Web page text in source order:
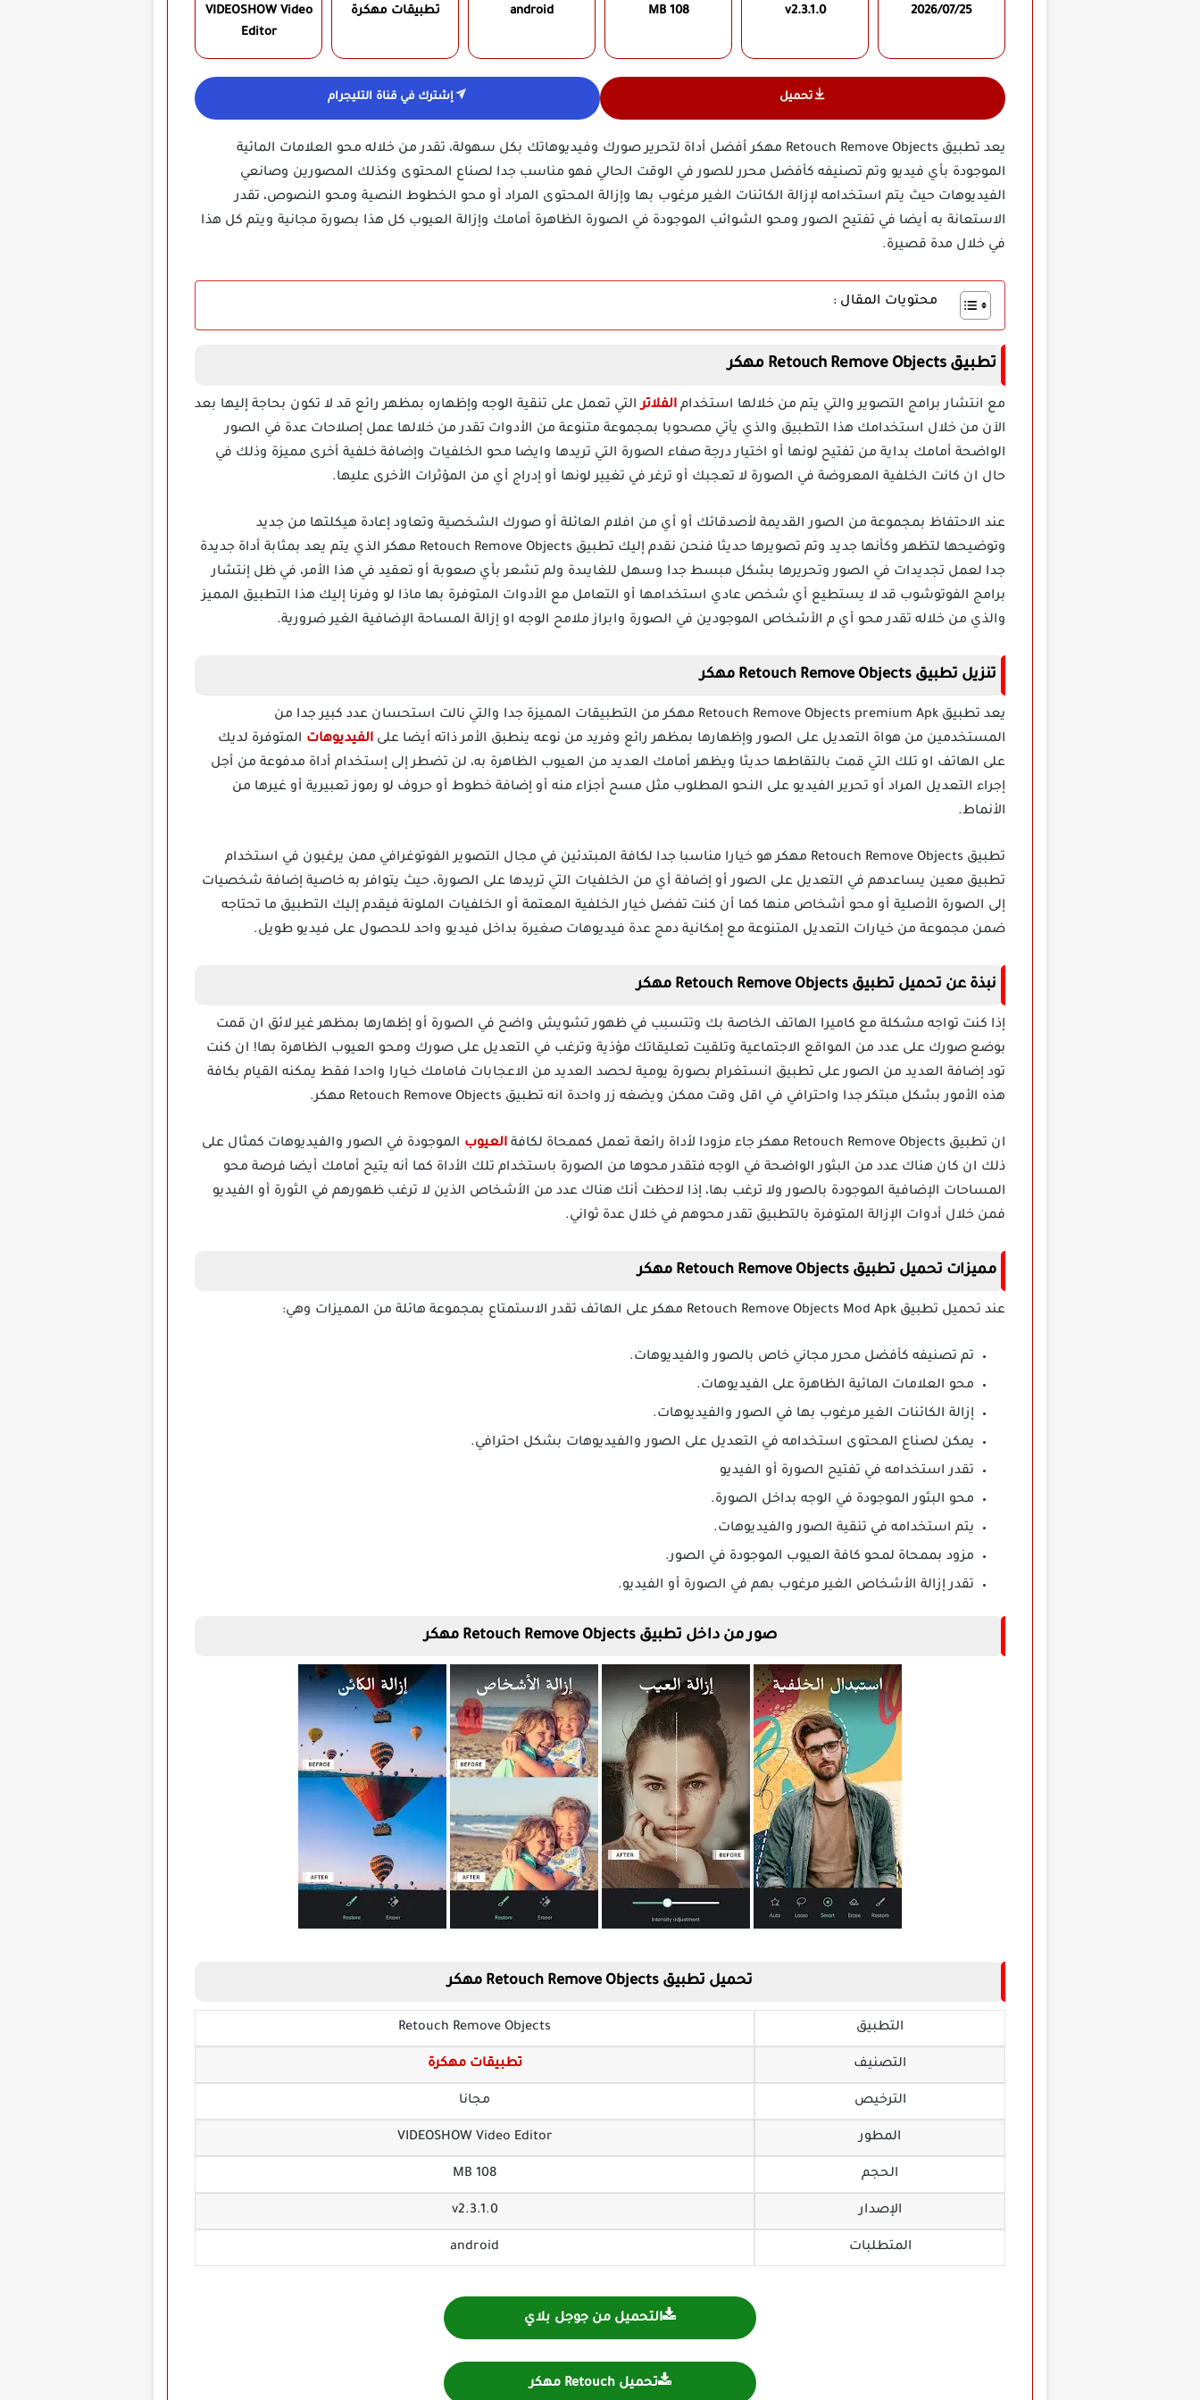
2026/07/25
v2.3.1.0
108 MB
android تطبيقات مهكرة
VIDEOSHOW Video
Editor‏
تحميل إشترك في قناة التليجرام
يعد تطبيق Retouch Remove Objects مهكر أفضل أداة لتحرير صورك وفيديوهاتك بكل سهولة، تقدر من خلاله محو العلامات المائية
الموجودة بأي فيديو وتم تصنيفه كأفضل محرر للصور في الوقت الحالي فهو مناسب جدا لصناع المحتوى وكذلك المصورين وصانعي
الفيديوهات حيث يتم استخدامه لإزالة الكائنات الغير مرغوب بها وإزالة المحتوى المراد أو محو الخطوط النصية ومحو النصوص، تقدر
الاستعانة به أيضا في تفتيح الصور ومحو الشوائب الموجودة في الصورة الظاهرة أمامك وإزالة العيوب كل هذا بصورة مجانية ويتم كل هذا
في خلال مدة قصيرة.
محتويات المقال :
تطبيق Retouch Remove Objects مهكر
مع انتشار برامج التصوير والتي يتم من خلالها استخدام الفلاترالتي تعمل على تنقية الوجه وإظهاره بمظهر رائع قد لا تكون بحاجة إليها بعد
الآن من خلال استخدامك هذا التطبيق والذي يأتي مصحوبا بمجموعة متنوعة من الأدوات تقدر من خلالها عمل إصلاحات عدة في الصور
الواضحة أمامك بداية من تفتيح لونها أو اختيار درجة صفاء الصورة التي تريدها وايضا محو الخلفيات وإضافة خلفية أخرى مميزة وذلك في
حال ان كانت الخلفية المعروضة في الصورة لا تعجبك أو ترغر في تغيير لونها أو إدراج أي من المؤثرات الأخرى عليها.
عند الاحتفاظ بمجموعة من الصور القديمة لأصدقائك أو أي من افلام العائلة أو صورك الشخصية وتعاود إعادة هيكلتها من جديد
وتوضيحها لتظهر وكأنها جديد وتم تصويرها حديثا فنحن نقدم إليك تطبيق Retouch Remove Objects مهكر الذي يتم يعد بمثابة أداة جديدة
جدا لعمل تجديدات في الصور وتحريرها بشكل مبسط جدا وسهل للغايىدة ولم تشعر بأي صعوبة أو تعقيد في هذا الأمر، في ظل إنتشار
برامج الفوتوشوب قد لا يستطيع أي شخص عادي استخدامها أو التعامل مع الأدوات المتوفرة بها ماذا لو وفرنا إليك هذا التطبيق المميز
والذي من خلاله تقدر محو أي م الأشخاص الموجودين في الصورة وابراز ملامح الوجه او إزالة المساحة الإضافية الغير ضرورية.
تنزيل تطبيق Retouch Remove Objects مهكر
يعد تطبيق Retouch Remove Objects premium Apk مهكر من التطبيقات المميزة جدا والتي نالت استحسان عدد كبير جدا من
المستخدمين من هواة التعديل على الصور وإظهارها بمظهر رائع وفريد من نوعه ينطبق الأمر ذاته أيضا على الفيديوهات المتوفرة لديك
على الهاتف او تلك التي قمت بالتقاطها حديثا ويظهر أمامك العديد من العيوب الظاهرة به، لن تضطر إلى إستخدام أداة مدفوعة من أجل
إجراء التعديل المراد أو تحرير الفيديو على النحو المطلوب مثل مسح أجزاء منه أو إضافة خطوط أو حروف لو رموز تعبيرية أو غيرها من
الأنماط.
تطبيق Retouch Remove Objects مهكر هو خيارا مناسبا جدا لكافة المبتدئين في مجال التصوير الفوتوغرافي ممن يرغبون في استخدام
تطبيق معين يساعدهم في التعديل على الصور أو إضافة أي من الخلفيات التي تريدها على الصورة، حيث يتوافر به خاصية إضافة شخصيات
إلى الصورة الأصلية أو محو أشخاص منها كما أن كنت تفضل خيار الخلفية المعتمة أو الخلفيات الملونة فيقدم إليك التطبيق ما تحتاجه
ضمن مجموعة من خيارات التعديل المتنوعة مع إمكانية دمج عدة فيديوهات صغيرة بداخل فيديو واحد للحصول على فيديو طويل.
نبذة عن تحميل تطبيق Retouch Remove Objects مهكر
إذا كنت تواجه مشكلة مع كاميرا الهاتف الخاصة بك وتتسبب في ظهور تشويش واضح في الصورة أو إظهارها بمظهر غير لائق ان قمت
بوضع صورك على عدد من المواقع الاجتماعية وتلقيت تعليقاتك مؤذية وترغب في التعديل على صورك ومحو العيوب الظاهرة بها! ان كنت
تود إضافة العديد من الصور على تطبيق انستغرام بصورة يومية لحصد العديد من الاعجابات فامامك خيارا واحدا فقط يمكنه القيام بكافة
هذه الأمور بشكل مبتكر جدا واحترافي في اقل وقت ممكن ويضغه زر واحدة انه تطبيق Retouch Remove Objects مهكر.
ان تطبيق Retouch Remove Objects مهكر جاء مزودا لأداة رائعة تعمل كممحاة لكافة العيوب الموجودة في الصور والفيديوهات كمثال على
ذلك ان كان هناك عدد من البثور الواضحة في الوجه فتقدر محوها من الصورة باستخدام تلك الأداة كما أنه يتيح أمامك أيضا فرصة محو
المساحات الإضافية الموجودة بالصور ولا ترغب بها، إذا لاحظت أنك هناك عدد من الأشخاص الذين لا ترغب ظهورهم في الثورة أو الفيديو
فمن خلال أدوات الإزالة المتوفرة بالتطبيق تقدر محوهم في خلال عدة ثواني.
مميزات تحميل تطبيق Retouch Remove Objects مهكر
عند تحميل تطبيق Retouch Remove Objects Mod Apk مهكر على الهاتف تقدر الاستمتاع بمجموعة هائلة من المميزات وهي:
تم تصنيفه كأفضل محرر مجاني خاص بالصور والفيديوهات.
محو العلامات المائية الظاهرة على الفيديوهات.
إزالة الكائنات الغير مرغوب بها في الصور والفيديوهات.
يمكن لصناع المحتوى استخدامه في التعديل على الصور والفيديوهات بشكل احترافي.
تقدر استخدامه في تفتيح الصورة أو الفيديو
محو البثور الموجودة في الوجه بداخل الصورة.
يتم استخدامه في تنقية الصور والفيديوهات.
مزود بممحاة لمحو كافة العيوب الموجودة في الصور.
تقدر إزالة الأشخاص الغير مرغوب بهم في الصورة أو الفيديو.
صور من داخل تطبيق Retouch Remove Objects مهكر
تحميل تطبيق Retouch Remove Objects مهكر
التطبيق Retouch Remove Objects
التصنيف تطبيقات مهكرة
الترخيص مجانا
المطور VIDEOSHOW Video Editor‏
الحجم 108 MB
الإصدار v2.3.1.0
المتطلبات android
التحميل من جوجل بلاي
تحميل Retouch مهكر